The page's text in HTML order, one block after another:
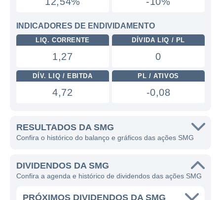
INDICADORES DE ENDIVIDAMENTO
LIQ. CORRENTE
1,27
DÍVIDA LIQ / PL
0
DÍV. LIQ / EBITDA
4,72
PL / ATIVOS
-0,08
RESULTADOS DA SMG
Confira o histórico do balanço e gráficos das ações SMG
DIVIDENDOS DA SMG
Confira a agenda e histórico de dividendos das ações SMG
PRÓXIMOS DIVIDENDOS DA SMG